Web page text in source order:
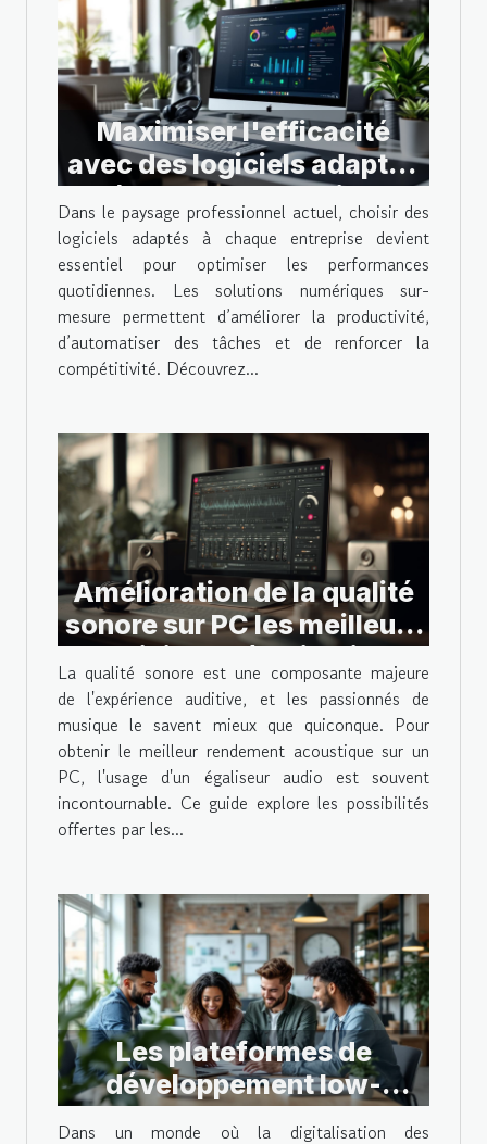
Maximiser l'efficacité
avec des logiciels adaptés
à chaque entreprise
Dans le paysage professionnel actuel, choisir des
logiciels adaptés à chaque entreprise devient
essentiel pour optimiser les performances
quotidiennes. Les solutions numériques sur-
mesure permettent d’améliorer la productivité,
d’automatiser des tâches et de renforcer la
compétitivité. Découvrez...
Amélioration de la qualité
sonore sur PC les meilleurs
logiciels d'égalisation
audio pour les mélomanes
La qualité sonore est une composante majeure
de l'expérience auditive, et les passionnés de
musique le savent mieux que quiconque. Pour
obtenir le meilleur rendement acoustique sur un
PC, l'usage d'un égaliseur audio est souvent
incontournable. Ce guide explore les possibilités
offertes par les...
Les plateformes de
développement low-
code/no-code
Dans un monde où la digitalisation des